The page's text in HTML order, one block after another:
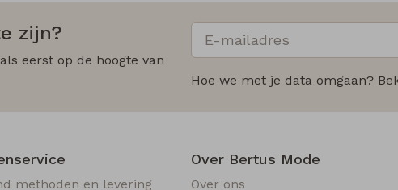
zijn?
eerst op de hoogte van
Hoe we met je data omgaan?
methoden en levering
Over Bertus Mode
Over ons